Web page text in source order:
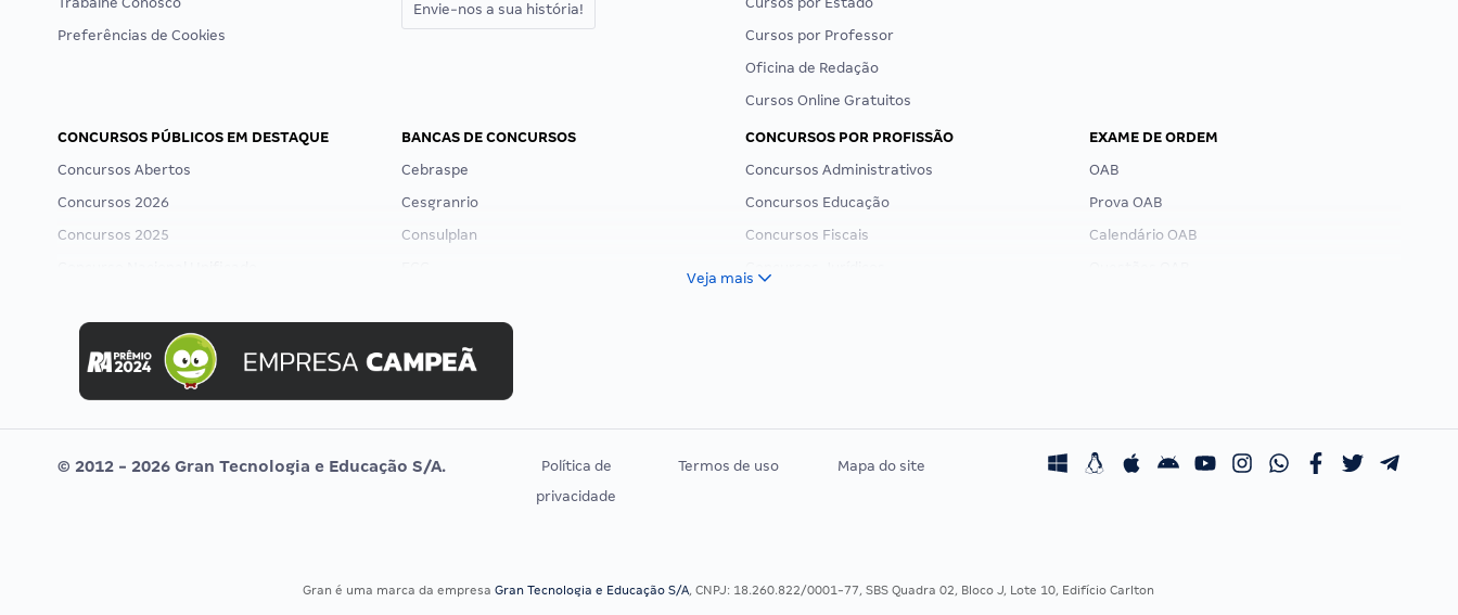
Preferências de Cookies
Envie-nos a sua história!
Cursos por Professor
Oficina de Redação
Cursos Online Gratuitos
CONCURSOS PÚBLICOS EM DESTAQUE
Concursos Abertos
Concursos 2026
Concursos 2025
Concurso MPU
Editais publicados
BANCAS DE CONCURSOS
Cebraspe
Cesgranrio
Consulplan
Selecon
Uniase
Vunesp
CONCURSOS POR PROFISSÃO
Concursos Administrativos
Concursos Educação
Concursos Fiscais
Residência Multiprofissional
EXAME DE ORDEM
OAB
Prova OAB
Calendário OAB
Veja mais
© 2012 - 2026 Gran Tecnologia e Educação S/A.
Política de
privacidade
Termos de uso Mapa do site
Gran é uma marca da empresaGran Tecnologia e Educação S/A, CNPJ: 18.260.822/0001-77, SBS Quadra 02, Bloco J, Lote 10, Edifício Carlton